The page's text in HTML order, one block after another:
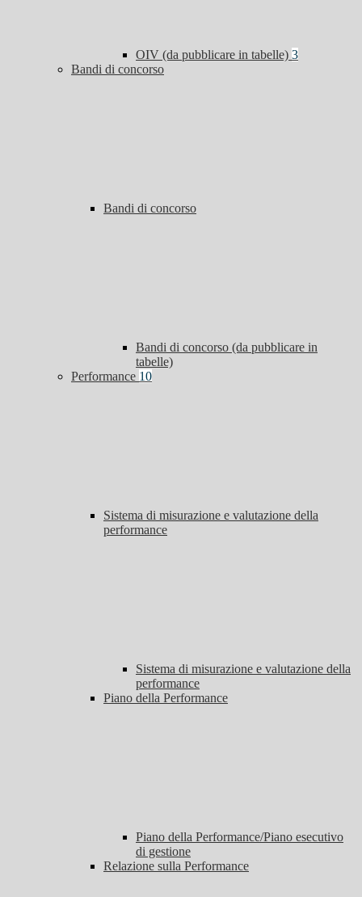
OIV (da pubblicare in tabelle) 3
Bandi di concorso
Bandi di concorso
Bandi di concorso (da pubblicare in
tabelle)
Performance 10
Sistema di misurazione e valutazione della
performance
Sistema di misurazione e valutazione della
performance
Piano della Performance
Piano della Performance/Piano esecutivo
di gestione
Relazione sulla Performance